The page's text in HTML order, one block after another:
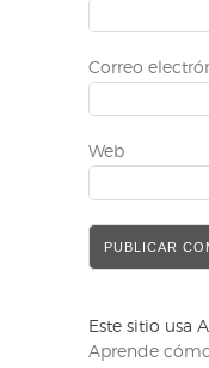
Correo
Web
Este sitio usa
Aprende